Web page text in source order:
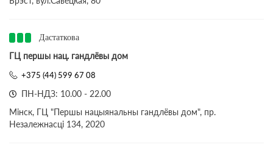
Дастаткова
ГЦ першы нац. гандлёвы дом
+375 (44) 599 67 08
ПН-НДЗ: 10.00 - 22.00
Мінск, ГЦ "Першы нацыянальны гандлёвы дом", пр.
Незалежнасці 134, 2020